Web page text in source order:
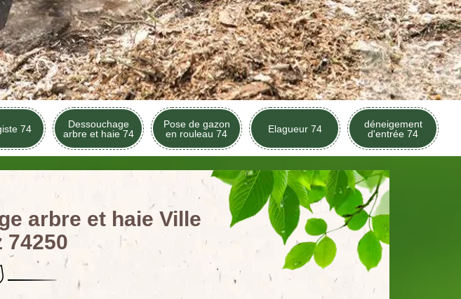
74
Dessouchage
arbre et haie 74
Pose de gazon
en rouleau 74
Elagueur 74
déneigement
d'entrée 74
arbre et haie Ville
74250